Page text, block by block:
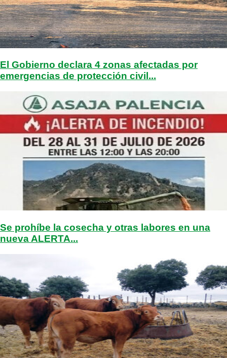
El Gobierno declara 4 zonas afectadas por
emergencias de protección civil...
Se prohíbe la cosecha y otras labores en una
nueva ALERTA...